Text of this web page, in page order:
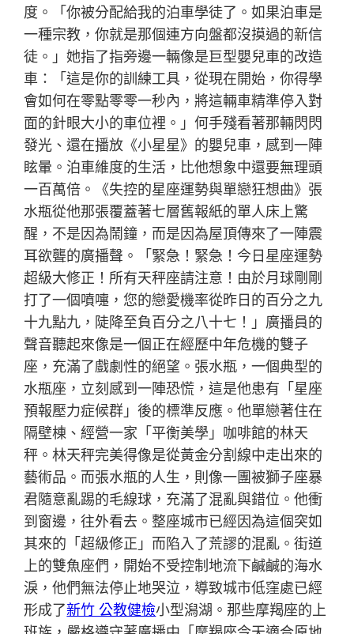
度。「你被分配給我的泊車學徒了。如果泊車是
一種宗教，你就是那個連方向盤都沒摸過的新信
徒。」她指了指旁邊一輛像是巨型嬰兒車的改造
車：「這是你的訓練工具，從現在開始，你得學
會如何在零點零零一秒內，將這輛車精準停入對
面的針眼大小的車位裡。」何手殘看著那輛閃閃
發光、還在播放《小星星》的嬰兒車，感到一陣
眩暈。泊車維度的生活，比他想象中還要無理頭
一百萬倍。《失控的星座運勢與單戀狂想曲》張
水瓶從他那張覆蓋著七層舊報紙的單人床上驚
醒，不是因為鬧鐘，而是因為屋頂傳來了一陣震
耳欲聾的廣播聲。「緊急！緊急！今日星座運勢
超級大修正！所有天秤座請注意！由於月球剛剛
打了一個噴嚏，您的戀愛機率從昨日的百分之九
十九點九，陡降至負百分之八十七！」廣播員的
聲音聽起來像是一個正在經歷中年危機的雙子
座，充滿了戲劇性的絕望。張水瓶，一個典型的
水瓶座，立刻感到一陣恐慌，這是他患有「星座
預報壓力症候群」後的標準反應。他單戀著住在
隔壁棟、經營一家「平衡美學」咖啡館的林天
秤。林天秤完美得像是從黃金分割線中走出來的
藝術品。而張水瓶的人生，則像一團被獅子座暴
君隨意亂踢的毛線球，充滿了混亂與錯位。他衝
到窗邊，往外看去。整座城市已經因為這個突如
其來的「超級修正」而陷入了荒謬的混亂。街道
上的雙魚座們，開始不受控制地流下鹹鹹的海水
淚，他們無法停止地哭泣，導致城市低窪處已經
形成了新竹 公教健檢小型潟湖。那些摩羯座的上